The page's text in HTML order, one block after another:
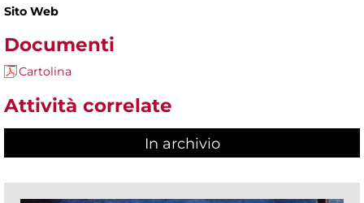
Sito Web
Documenti
Cartolina
Attività correlate
In archivio